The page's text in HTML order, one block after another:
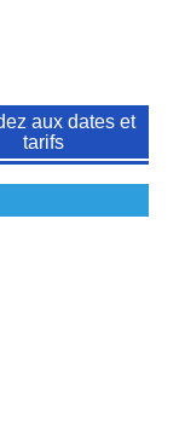
aux dates et
tarifs